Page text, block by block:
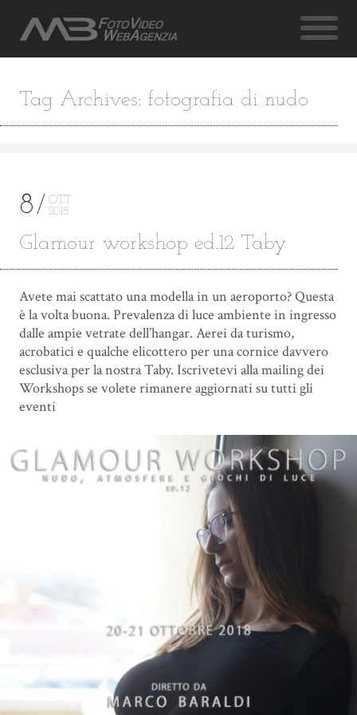
Tag Archives: fotografia di nudo
8
OTT
2018
Glamour workshop ed.12 Taby
Avete mai scattato una modella in un aeroporto? Questa
è la volta buona. Prevalenza di luce ambiente in ingresso
dalle ampie vetrate dell’hangar. Aerei da turismo,
acrobatici e qualche elicottero per una cornice davvero
esclusiva per la nostra Taby. Iscrivetevi alla mailing dei
Workshops se volete rimanere aggiornati su tutti gli
eventi